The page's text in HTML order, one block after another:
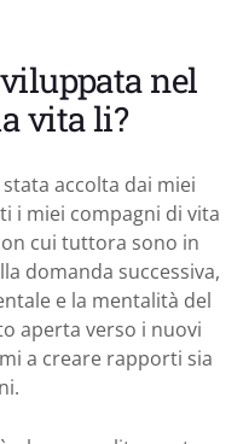
nel
vita li?
accolta dai miei
i miei compagni di vita
cui tuttora sono in
domanda successiva,
e la mentalità del
aperta verso i nuovi
a creare rapporti sia